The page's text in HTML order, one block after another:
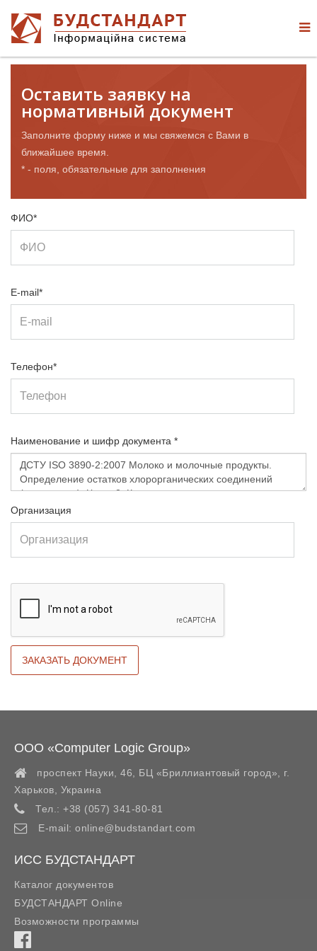
Оставить заявку на
нормативный документ
Заполните форму ниже и мы свяжемся с Вами в
ближайшее время.
* - поля, обязательные для заполнения
ФИО*
E-mail*
Телефон*
Наименование и шифр документа *
Организация
ООО «Computer Logic Group»
проспект Науки, 46, БЦ «Бриллиантовый город»,
г.
Харьков
Украина
Тел.: +38 (057) 341-80-81
E-mail: online@budstandart.com
ИСС БУДСТАНДАРТ
Каталог документов
БУДСТАНДАРТ Online
Возможности программы